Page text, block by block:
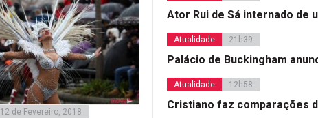
12 de Fevereiro, 2018
Ator Rui de Sá internado de
Atualidade 21h39
Palácio de Buckingham
Atualidade 12h58
Cristiano faz comparações